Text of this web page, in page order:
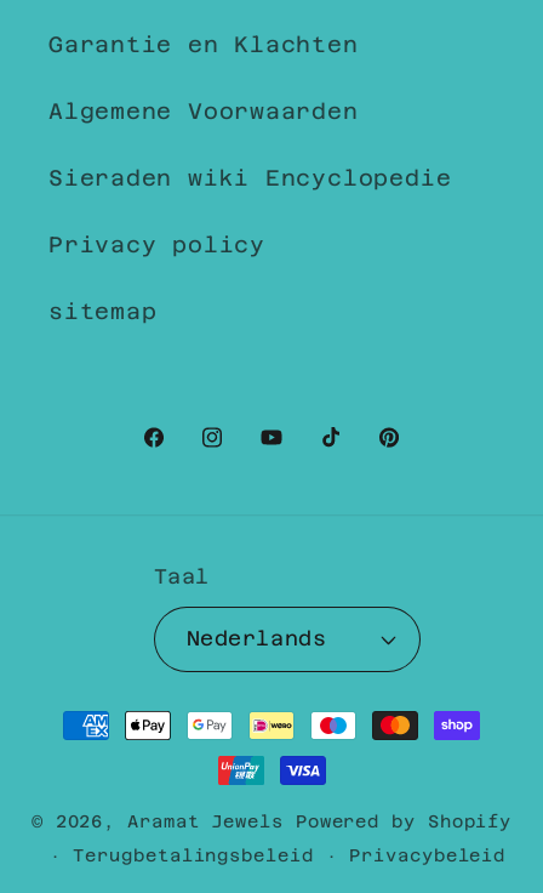
Garantie en Klachten
Algemene Voorwaarden
Sieraden wiki Encyclopedie
Privacy policy
sitemap
Facebook
Instagram
YouTubeTikTokPinterest
Taal
Nederlands
Betaalmethoden
© 2026, Aramat Jewels Powered by Shopify
Terugbetalingsbeleid
Privacybeleid